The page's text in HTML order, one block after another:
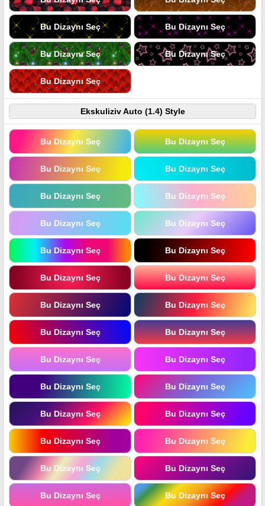
Bu Dizaynı Seç Bu Dizaynı Seç
Bu Dizaynı Seç Bu Dizaynı Seç
Bu Dizaynı Seç
Ekskuliziv Auto (1.4) Style
Bu Dizaynı Seç Bu Dizaynı Seç
Bu Dizaynı Seç Bu Dizaynı Seç
Bu Dizaynı Seç Bu Dizaynı Seç
Bu Dizaynı Seç Bu Dizaynı Seç
Bu Dizaynı Seç Bu Dizaynı Seç
Bu Dizaynı Seç Bu Dizaynı Seç
Bu Dizaynı Seç Bu Dizaynı Seç
Bu Dizaynı Seç Bu Dizaynı Seç
Bu Dizaynı Seç Bu Dizaynı Seç
Bu Dizaynı Seç Bu Dizaynı Seç
Bu Dizaynı Seç Bu Dizaynı Seç
Bu Dizaynı Seç Bu Dizaynı Seç
Bu Dizaynı Seç Bu Dizaynı Seç
Bu Dizaynı Seç Bu Dizaynı Seç